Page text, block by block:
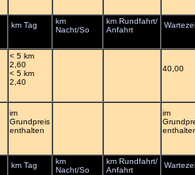
km Tag
km
Nacht/So
km Rundfahrt/
Anfahrt
< 5 km
2,60
< 5 km
2,40
40,00
im
Grundpreis
enthalten
im
km Tag
km
Nacht/So
km Rundfahrt/
Anfahrt